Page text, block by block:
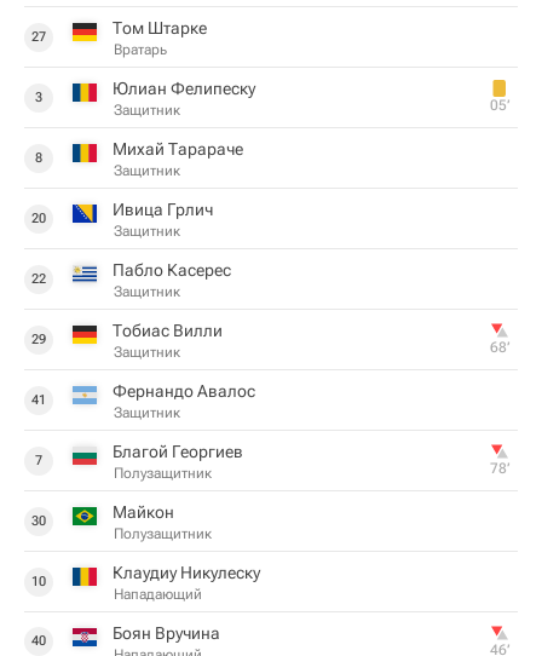
27 Том Штарке
Вратарь
3 Юлиан Фелипеску
Защитник 05‎’‎
8 Михай Тарараче
Защитник
20 Ивица Грлич
Защитник
22 Пабло Касерес
Защитник
29 Тобиас Вилли
Защитник 68‎’‎
41 Фернандо Авалос
Защитник
7 Благой Георгиев
Полузащитник 78‎’‎
30 Майкон
Полузащитник
10 Клаудиу Никулеску
Нападающий
40 Боян Вручина
46‎’‎